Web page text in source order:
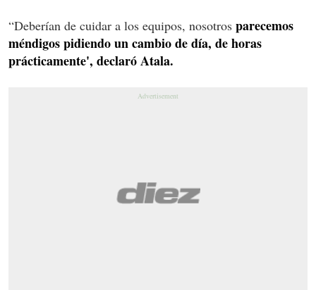
“Deberían de cuidar a los equipos, nosotros parecemos
méndigos pidiendo un cambio de día, de horas
prácticamente', declaró Atala.